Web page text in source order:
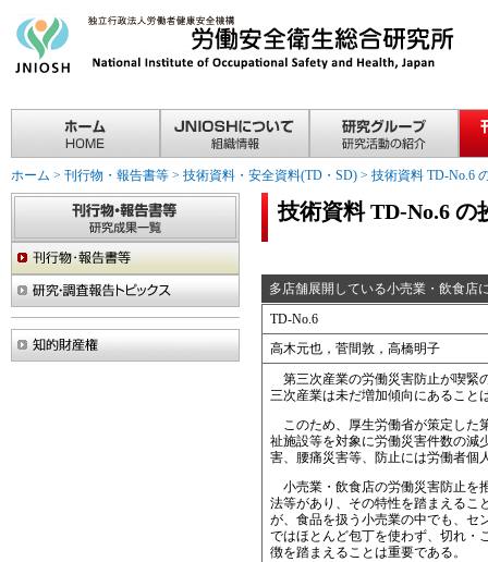
ホーム > 刊行物・報告書等 > 技術資料・安全資料(TD・SD) > 技術資料 TD-No.6
技術資料 TD-No.6 の
多店舗展開している小売業・飲食店
TD-No.6
高木元也，菅間敦，高橋明子
第三次産業の労働災害防止が喫緊
三次産業は未だ増加傾向にあること
このため、厚生労働省が策定した
祉施設等を対象に労働災害件数の減
害、腰痛災害等、防止には労働者個
小売業・飲食店の労働災害防止を
法等があり、その特性を踏まえるこ
が、食品を扱う小売業の中でも、セ
ではほとんど包丁を使わず、切れ・
徴を踏まえることは重要である。